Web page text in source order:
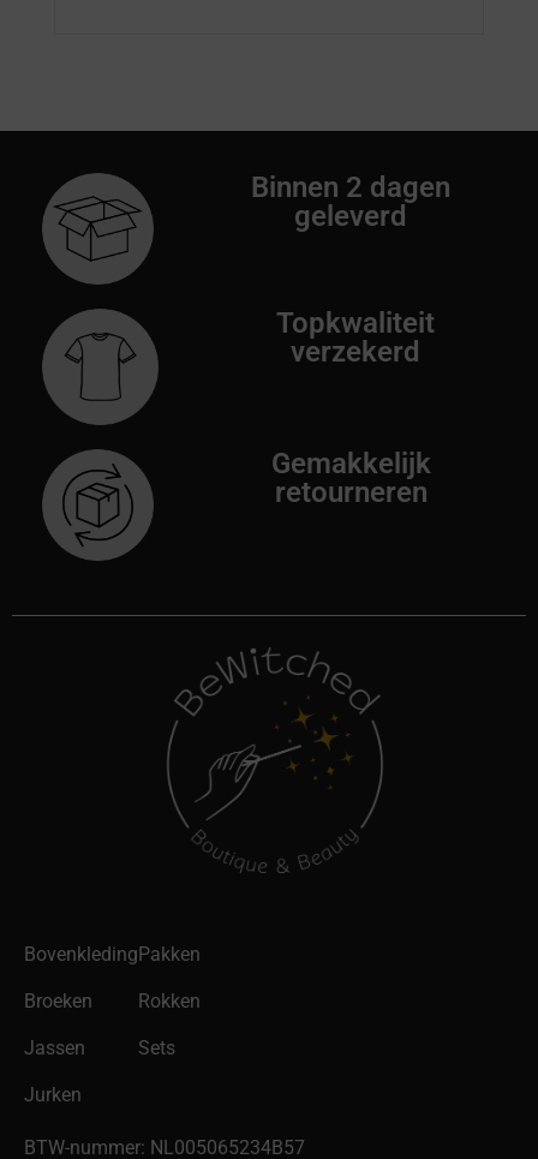
Binnen 2 dagen
geleverd
Topkwaliteit
verzekerd
Gemakkelijk
retourneren
Bovenkleding
Broeken
Jassen
Jurken
Pakken
Rokken
Sets
BTW-nummer: NL005065234B57